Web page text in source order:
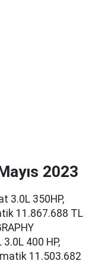
2023
3.0L 350HP,
11.867.688 TL
400 HP,
11.503.682